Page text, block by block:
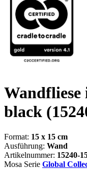
black
Format: 15 x 15 cm
Ausführung: Wand
Artikelnummer: 15240-
Mosa Serie Global